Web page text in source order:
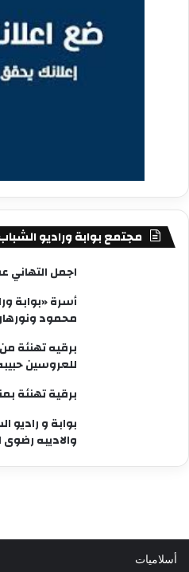
مجتمع بوابة وراديو
اجمل التهاني
أسرة «بوابة
محمود
برقيه تهنئة
للعروسين
برقية تهنئة
بوابة و راديو
والاديبه
أسلاميات